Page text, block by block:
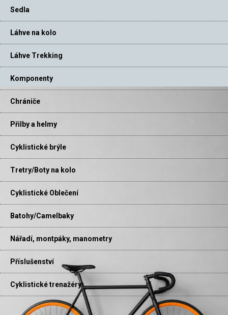
Sedla
Láhve na kolo
Láhve Trekking
Komponenty
Chrániče
Přilby a helmy
Cyklistické brýle
Tretry/Boty na kolo
Cyklistické Oblečení
Batohy/Camelbaky
Nářadí, montpáky, manometry
Příslušenství
Cyklistické trenažéry